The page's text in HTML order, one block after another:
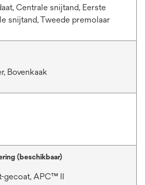
Centrale snijtand, Eerste
snijtand, Tweede premolaar
Bovenkaak
(beschikbaar)
gecoat, APC™ II